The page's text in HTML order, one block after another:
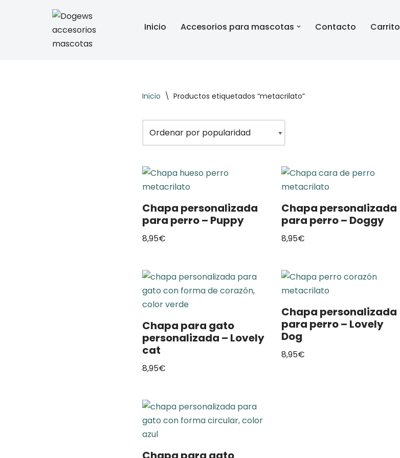
Inicio Accesorios para mascotas Contacto Carrito
Inicio \ Productos etiquetados “metacrilato”
Chapa personalizada
para perro – Puppy
8,95€
Chapa personalizada
para perro – Doggy
8,95€
Chapa para gato
personalizada – Lovely
cat
8,95€
Chapa personalizada
para perro – Lovely
Dog
8,95€